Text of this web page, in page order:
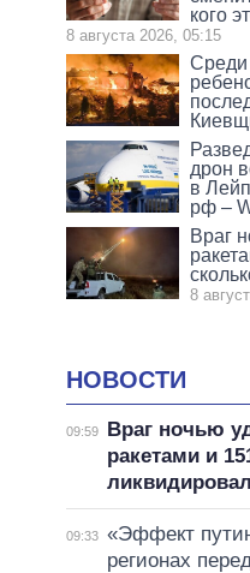
кого
8 августа 2026, 05:15
Среди
дрон
в
рф –
Враг
8
НОВОСТИ
09:59
Враг ночью
ракетами и
09:33 «Эффект
регионах